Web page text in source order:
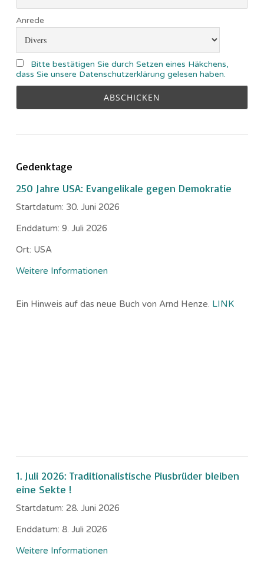
Anrede
Bitte bestätigen Sie durch Setzen eines Häkchens,
dass Sie unsere Datenschutzerklärung gelesen haben.
Gedenktage
250 Jahre USA: Evangelikale gegen Demokratie
Startdatum: 30. Juni 2026
Enddatum: 9. Juli 2026
Ort: USA
Weitere Informationen
Ein Hinweis auf das neue Buch von Arnd Henze. LINK
1. Juli 2026: Traditionalistische Piusbrüder bleiben
eine Sekte !
Startdatum: 28. Juni 2026
Enddatum: 8. Juli 2026
Weitere Informationen